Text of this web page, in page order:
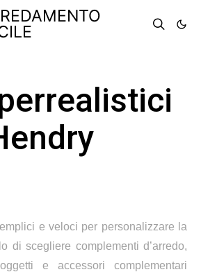
e veloci per personalizzare la
di scegliere complementi d’arredo,
e accessori complementari